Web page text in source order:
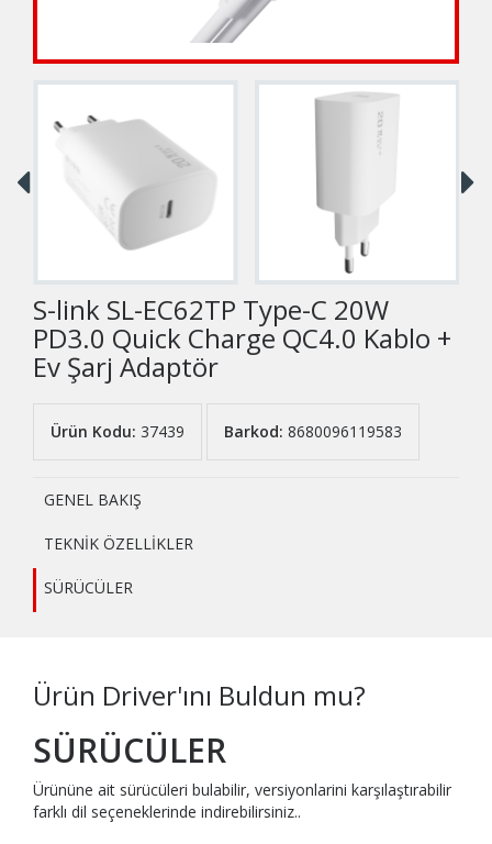
S-link SL-EC62TP Type-C 20W
PD3.0 Quick Charge QC4.0 Kablo +
Ev Şarj Adaptör
Ürün Kodu: 37439 Barkod: 8680096119583
GENEL BAKIŞ
TEKNİK ÖZELLİKLER
SÜRÜCÜLER
Ürün Driver'ını Buldun mu?
SÜRÜCÜLER
Ürününe ait sürücüleri bulabilir, versiyonlarini karşılaştırabilir
farklı dil seçeneklerinde indirebilirsiniz..